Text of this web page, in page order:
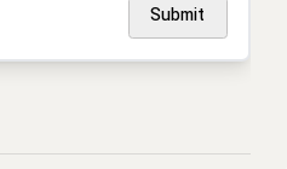
Submit